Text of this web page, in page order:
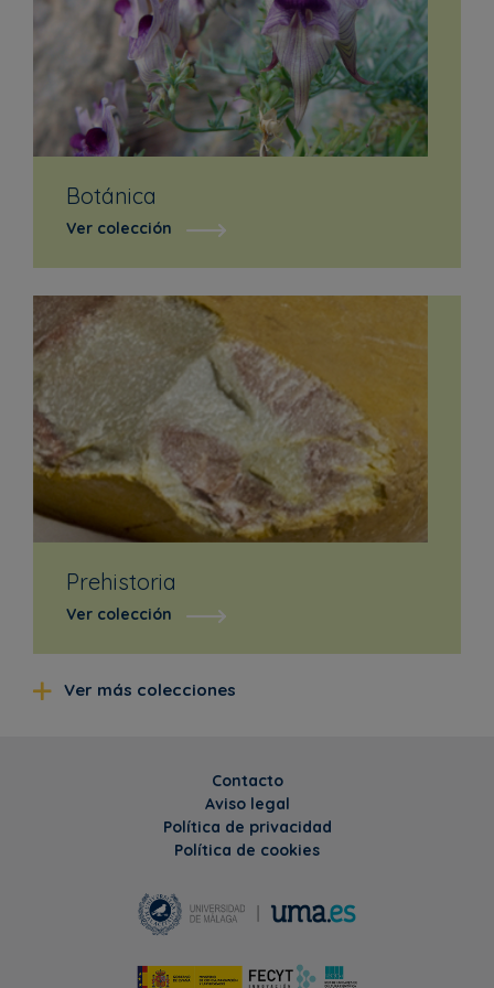
Botánica
Ver colección
Prehistoria
Ver colección
Ver más colecciones
Contacto
Aviso legal
Política de privacidad
Política de cookies